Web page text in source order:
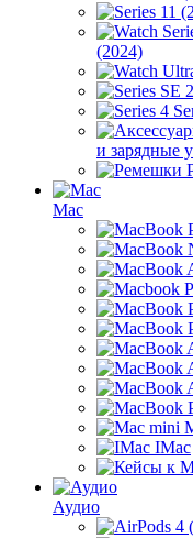
(2024)
и зарядные
Mac
IMac
Аудио